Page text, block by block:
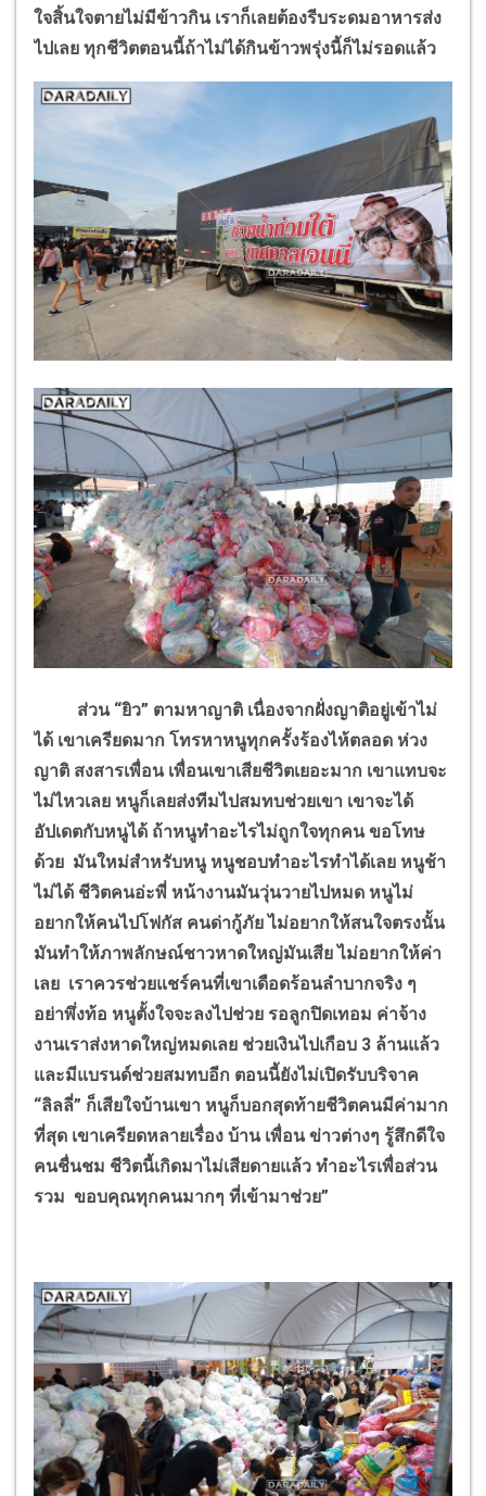
ใจสิ้นใจตายไม่มีข้าวกิน เราก็เลยต้องรีบระดมอาหารส่ง
ไปเลย ทุกชีวิตตอนนี้ถ้าไม่ได้กินข้าวพรุ่งนี้ก็ไม่รอดแล้ว
ส่วน “ยิว” ตามหาญาติ เนื่องจากฝั่งญาติอยู่เข้าไม่
ได้ เขาเครียดมาก โทรหาหนูทุกครั้งร้องไห้ตลอด ห่วง
ญาติ สงสารเพื่อน เพื่อนเขาเสียชีวิตเยอะมาก เขาแทบจะ
ไม่ไหวเลย หนูก็เลยส่งทีมไปสมทบช่วยเขา เขาจะได้
อัปเดตกับหนูได้ ถ้าหนูทำอะไรไม่ถูกใจทุกคน ขอโทษ
ด้วย มันใหม่สำหรับหนู หนูชอบทำอะไรทำได้เลย หนูช้า
ไม่ได้ ชีวิตคนอ่ะพี่ หน้างานมันวุ่นวายไปหมด หนูไม่
อยากให้คนไปโฟกัส คนด่ากู้ภัย ไม่อยากให้สนใจตรงนั้น
มันทำให้ภาพลักษณ์ชาวหาดใหญ่มันเสีย ไม่อยากให้ค่า
เลย เราควรช่วยแชร์คนที่เขาเดือดร้อนลำบากจริง ๆ
อย่าพึ่งท้อ หนูตั้งใจจะลงไปช่วย รอลูกปิดเทอม ค่าจ้าง
งานเราส่งหาดใหญ่หมดเลย ช่วยเงินไปเกือบ 3 ล้านแล้ว
และมีแบรนด์ช่วยสมทบอีก ตอนนี้ยังไม่เปิดรับบริจาค
“ลิลลี่” ก็เสียใจบ้านเขา หนูก็บอกสุดท้ายชีวิตคนมีค่ามาก
ที่สุด เขาเครียดหลายเรื่อง บ้าน เพื่อน ข่าวต่างๆ รู้สึกดีใจ
คนชื่นชม ชีวิตนี้เกิดมาไม่เสียดายแล้ว ทำอะไรเพื่อส่วน
รวม ขอบคุณทุกคนมากๆ ที่เข้ามาช่วย”